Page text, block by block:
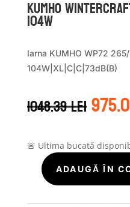
Kumho
104W
Iarna KUMHO WP72
104W|XL|C|C|73dB(B)
1048.39lei
fost:
🚨 Ultima bucată
Cantitate
WINTERCRAFT
ADAUGĂ ÎN